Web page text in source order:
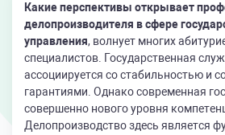
Какие перспективы открывает
делопроизводителя в сфере
управления, волнует многих
специалистов. Государственная
ассоциируется со стабильностью и
гарантиями. Однако современная
совершенно нового уровня
Делопроизводство здесь является